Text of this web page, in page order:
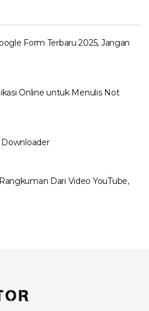
Form Terbaru 2025, Jangan
Online untuk Menulis Not
Downloader
Dari Video YouTube,